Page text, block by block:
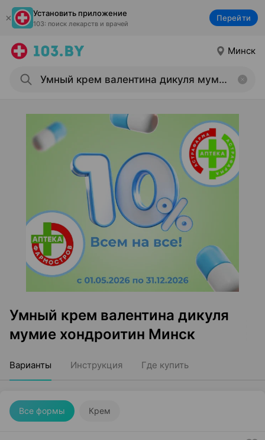
Установить приложение
103: поиск лекарств и врачей
Перейти
Минск
Умный крем валентина дикуля
мумие хондроитин Минск
Варианты Инструкция Где купить
Все формы Крем